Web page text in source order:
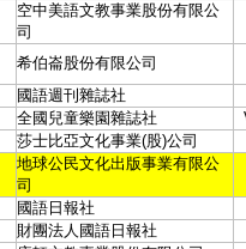
空中美語文教事業股份有限公
司
希伯崙股份有限公司
國語週刊雜誌社
全國兒童樂園雜誌社
莎士比亞文化事業(股)公司
地球公民文化出版事業有限公
司
國語日報社
財團法人國語日報社